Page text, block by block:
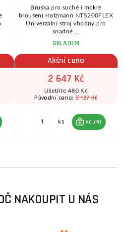
Bruska pro suché i mokré
broušení Holzmann NTS200FLEX
Univerzální stroj vhodný pro
snadné ...
SKLADEM
Akční cena
2 647 Kč
Ušetříte 480 Kč
Původní cena:3 127 Kč
ks KOUPIT
NAKOUPIT U NÁS